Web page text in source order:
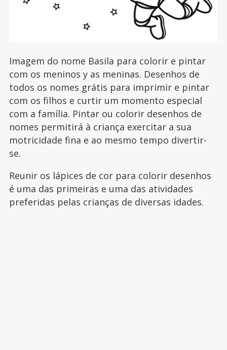
Imagem do nome Basila para colorir e pintar
com os meninos y as meninas. Desenhos de
todos os nomes grátis para imprimir e pintar
com os filhos e curtir um momento especial
com a família. Pintar ou colorir desenhos de
nomes permitirá à criança exercitar a sua
motricidade fina e ao mesmo tempo divertir-
se.
Reunir os lápices de cor para colorir desenhos
é uma das primeiras e uma das atividades
preferidas pelas crianças de diversas idades.